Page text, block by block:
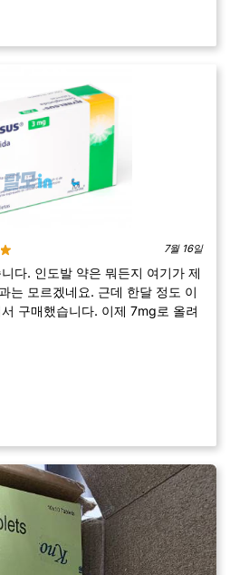
7월 16일
다. 인도발 약은 뭐든지 여기가 제
는 모르겠네요. 근데 한달 정도 이
구매했습니다. 이제 7mg로 올려